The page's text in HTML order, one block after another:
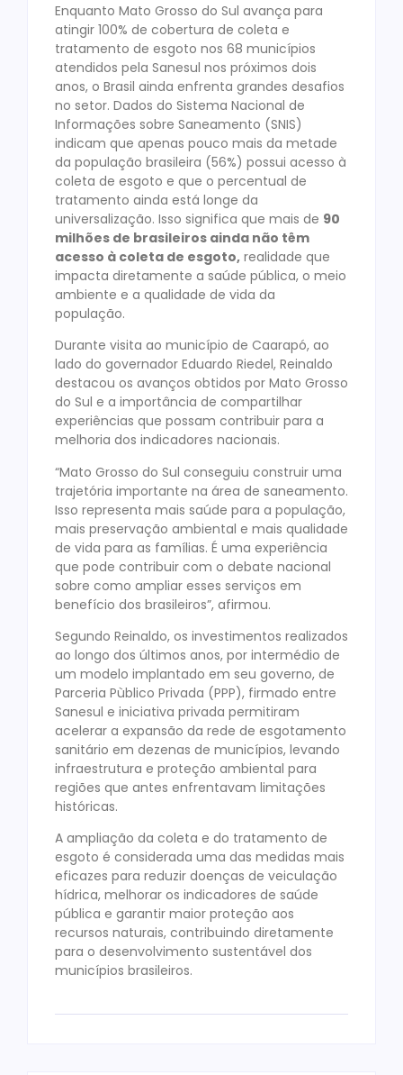
Enquanto Mato Grosso do Sul avança para
atingir 100% de cobertura de coleta e
tratamento de esgoto nos 68 municípios
atendidos pela Sanesul nos próximos dois
anos, o Brasil ainda enfrenta grandes desafios
no setor. Dados do Sistema Nacional de
Informações sobre Saneamento (SNIS)
indicam que apenas pouco mais da metade
da população brasileira (56%) possui acesso à
coleta de esgoto e que o percentual de
tratamento ainda está longe da
universalização. Isso significa que mais de 90
milhões de brasileiros ainda não têm
acesso à coleta de esgoto, realidade que
impacta diretamente a saúde pública, o meio
ambiente e a qualidade de vida da
população.
Durante visita ao município de Caarapó, ao
lado do governador Eduardo Riedel, Reinaldo
destacou os avanços obtidos por Mato Grosso
do Sul e a importância de compartilhar
experiências que possam contribuir para a
melhoria dos indicadores nacionais.
“Mato Grosso do Sul conseguiu construir uma
trajetória importante na área de saneamento.
Isso representa mais saúde para a população,
mais preservação ambiental e mais qualidade
de vida para as famílias. É uma experiência
que pode contribuir com o debate nacional
sobre como ampliar esses serviços em
benefício dos brasileiros”, afirmou.
Segundo Reinaldo, os investimentos realizados
ao longo dos últimos anos, por intermédio de
um modelo implantado em seu governo, de
Parceria Pùblico Privada (PPP), firmado entre
Sanesul e iniciativa privada permitiram
acelerar a expansão da rede de esgotamento
sanitário em dezenas de municípios, levando
infraestrutura e proteção ambiental para
regiões que antes enfrentavam limitações
históricas.
A ampliação da coleta e do tratamento de
esgoto é considerada uma das medidas mais
eficazes para reduzir doenças de veiculação
hídrica, melhorar os indicadores de saúde
pública e garantir maior proteção aos
recursos naturais, contribuindo diretamente
para o desenvolvimento sustentável dos
municípios brasileiros.